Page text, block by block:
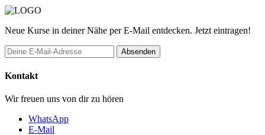
Neue Kurse in deiner Nähe per E-Mail entdecken. Jetzt eintragen!
Absenden
Kontakt
Wir freuen uns von dir zu hören
WhatsApp
E-Mail